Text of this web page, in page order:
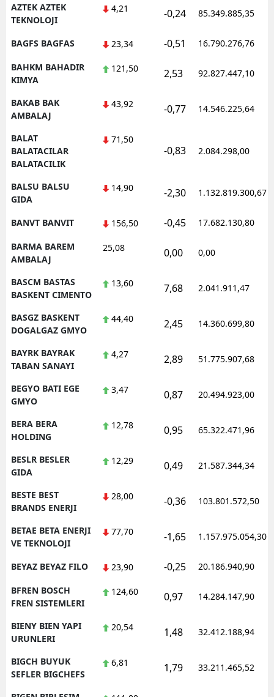
AZTEK AZTEK
TEKNOLOJI
4,21 -0,24 85.349.885,35
BAGFS BAGFAS 23,34 -0,51 16.790.276,76
BAHKM BAHADIR
KIMYA
121,50 2,53 92.827.447,10
BAKAB BAK
AMBALAJ
43,92 -0,77 14.546.225,64
BALAT
BALATACILAR
BALATACILIK
71,50
-0,83 2.084.298,00
BALSU BALSU
GIDA
14,90 -2,30 1.132.819.300,67
BANVT BANVIT 156,50 -0,45 17.682.130,80
BARMA BAREM
AMBALAJ
25,08 0,00 0,00
BASCM BASTAS
BASKENT CIMENTO
13,60 7,68 2.041.911,47
BASGZ BASKENT
DOGALGAZ GMYO
44,40 2,45 14.360.699,80
BAYRK BAYRAK
TABAN SANAYI
4,27 2,89 51.775.907,68
BEGYO BATI EGE
GMYO
3,47 0,87 20.494.923,00
BERA BERA
HOLDING
12,78 0,95 65.322.471,96
BESLR BESLER
GIDA
12,29 0,49 21.587.344,34
BESTE BEST
BRANDS ENERJI
28,00 -0,36 103.801.572,50
BETAE BETA ENERJI
VE TEKNOLOJI
77,70 -1,65 1.157.975.054,30
BEYAZ BEYAZ FILO 23,90 -0,25 20.186.940,90
BFREN BOSCH
FREN SISTEMLERI
124,60 0,97 14.284.147,90
BIENY BIEN YAPI
URUNLERI
20,54 1,48 32.412.188,94
BIGCH BUYUK
SEFLER BIGCHEFS
6,81 1,79 33.211.465,52